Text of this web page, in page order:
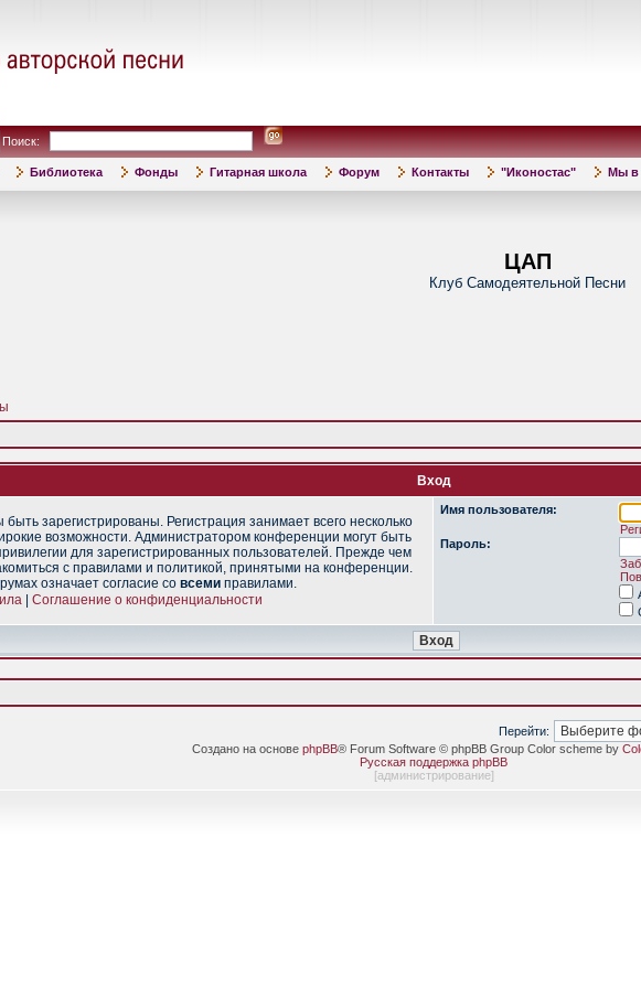
Поиск:
Библиотека Фонды Гитарная школа Форум Контакты "Иконостас" Мы в
ЦАП
Клуб Самодеятельной Песни
Вход
зарегистрированы. Регистрация занимает всего несколько
возможности. Администратором конференции могут быть
для зарегистрированных пользователей. Прежде чем
с правилами и политикой, принятыми на конференции.
означает согласие со всеми правилами.
Соглашение о конфиденциальности
Имя пользователя:
Пароль:
Перейти:
Создано на основе phpBB® Forum Software © phpBB Group Color scheme by
Русская поддержка phpBB
[администрирование]